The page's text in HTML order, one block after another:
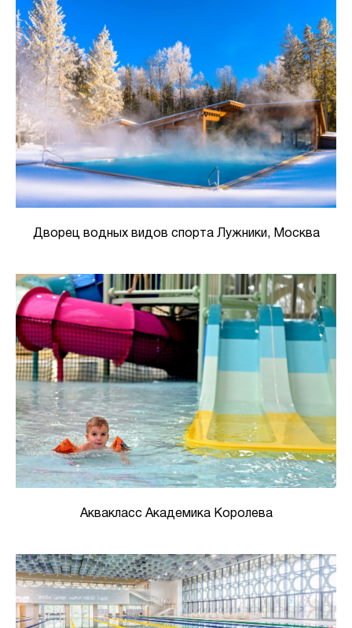
Дворец водных видов спорта Лужники, Москва
Аквакласс Академика Королева